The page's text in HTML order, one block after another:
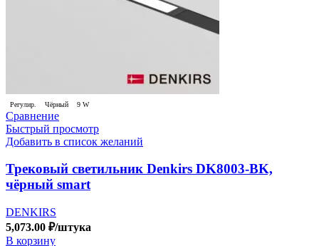
Регулир. Чёрный 9 W
Сравнение
Быстрый просмотр
Добавить в список желаний
Трековый светильник Denkirs DK8003-BK,
чёрный smart
DENKIRS
5,073.00 ₽/штука
В корзину